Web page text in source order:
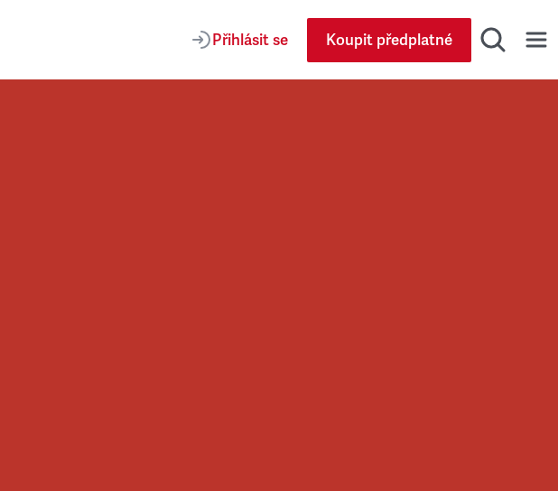
Přihlásit se Koupit předplatné